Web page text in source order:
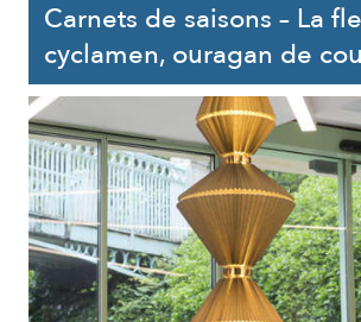
Carnets de saisons – La
cyclamen, ouragan de